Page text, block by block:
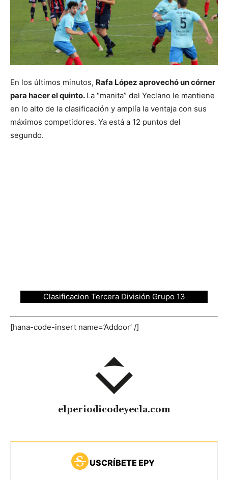
En los últimos minutos, Rafa López aprovechó un córner
para hacer el quinto. La “manita” del Yeclano le mantiene
en lo alto de la clasificación y amplía la ventaja con sus
máximos competidores. Ya está a 12 puntos del
segundo.
Clasificacion Tercera División Grupo 13
[hana-code-insert name=’Addoor’ /]
elperiodicodeyecla.com
USCRÍBETE EPY